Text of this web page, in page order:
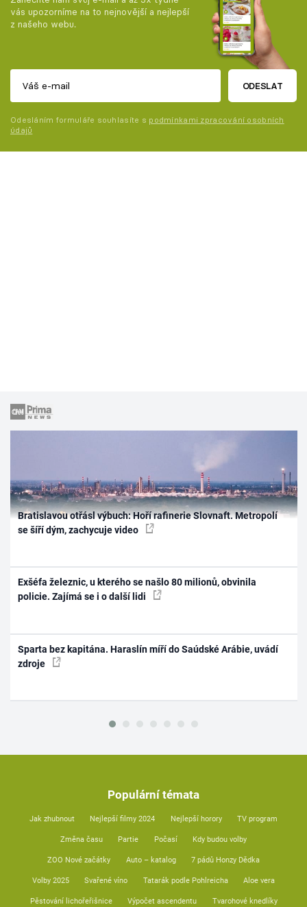
vás upozorníme na to nejnovější a nejlepší
z našeho webu.
ODESLAT
Odesláním formuláře souhlasíte s podmínkami zpracování osobních
údajů
Bratislavou otřásl výbuch: Hoří rafinerie Slovnaft. Metropolí
se šíří dým, zachycuje video
Exšéfa železnic, u kterého se našlo 80 milionů, obvinila
policie. Zajímá se i o další lidi
Sparta bez kapitána. Haraslín míří do Saúdské Arábie, uvádí
zdroje
Populární témata
Jak zhubnout Nejlepší filmy 2024 Nejlepší horory TV program
Změna času Partie Počasí Kdy budou volby
ZOO Nové začátky Auto – katalog 7 pádů Honzy Dědka
Volby 2025 Svařené víno Tatarák podle Pohlreicha Aloe vera
Pěstování lichořeřišnice Výpočet ascendentu Tvarohové knedlíky